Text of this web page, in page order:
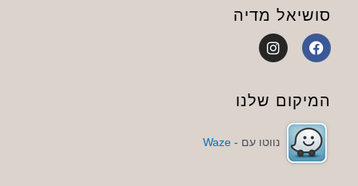
סושיאל מדיה
F
a
b
o
k
I
n
a
a
המיקום שלנו
נווטו עם -Waze